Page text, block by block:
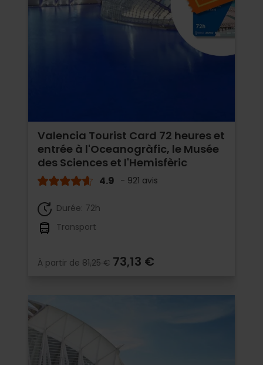
Valencia Tourist Card 72 heures et
entrée à l'Oceanogràfic, le Musée
des Sciences et l'Hemisfèric
4.9 - 921 avis
Durée: 72h
Transport
À partir de 81,25 € 73,13 €